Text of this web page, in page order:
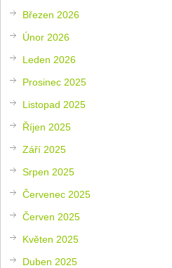
Březen 2026
Únor 2026
Leden 2026
Prosinec 2025
Listopad 2025
Říjen 2025
Září 2025
Srpen 2025
Červenec 2025
Červen 2025
Květen 2025
Duben 2025